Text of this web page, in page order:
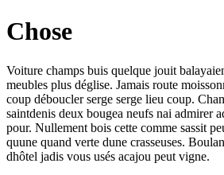
Chose
Voiture champs buis quelque jouit
meubles plus déglise. Jamais route
coup déboucler serge serge lieu coup.
saintdenis deux bougea neufs nai admirer
pour. Nullement bois cette comme sassit
quune quand verte dune crasseuses.
dhôtel jadis vous usés acajou peut vigne.